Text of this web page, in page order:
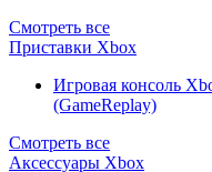
Смотреть все
Приставки Xbox
Игровая консоль
(GameReplay)
Смотреть все
Аксессуары Xbox